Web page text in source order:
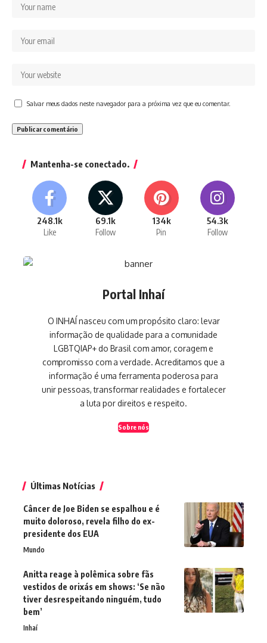
Salvar meus dados neste navegador para a próxima vez que eu comentar.
Mantenha-se conectado.
248.1k
Like
69.1k
Follow
134k
Pin
54.3k
Follow
Portal Inhaí
O INHAÍ nasceu com um propósito claro: levar
informação de qualidade para a comunidade
LGBTQIAP+ do Brasil com amor, coragem e
compromisso com a verdade. Acreditamos que a
informação é uma ferramenta poderosa para
unir pessoas, transformar realidades e fortalecer
a luta por direitos e respeito.
Sobre nós
Últimas Notícias
Câncer de Joe Biden se espalhou e é
muito doloroso, revela filho do ex-
presidente dos EUA
Mundo
Anitta reage à polêmica sobre fãs
vestidos de orixás em shows: ‘Se não
tiver desrespeitando ninguém, tudo
bem’
Inhaí